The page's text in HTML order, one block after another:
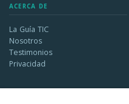
ACERCA DE
La Guía TIC
Nosotros
Testimonios
Privacidad